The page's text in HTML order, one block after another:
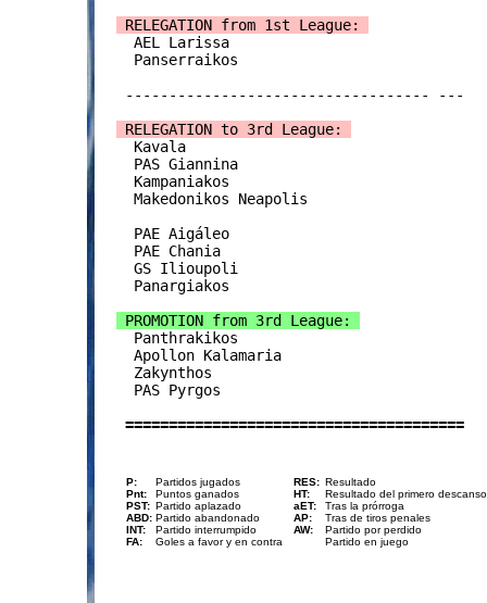
RELEGATION from 1st League:
AEL Larissa
  Panserraikos
----------------------------------- ---
RELEGATION to 3rd League:
Kavala
  PAS Giannina
  Kampaniakos
  Makedonikos Neapolis
  PAE Aigáleo
  PAE Chania
  GS Ilioupoli
  Panargiakos
PROMOTION from 3rd League:
Panthrakikos
  Apollon Kalamaria
  Zakynthos
  PAS Pyrgos
=======================================
P:
Partidos jugados
Pnt:
Puntos ganados
PST: Partido aplazado
ABD: Partido abandonado
INT:
Partido interrumpido
FA:
Goles a favor y en contra
RES: Resultado
HT:
Resultado del primero descanso
aET:
Tras la prórroga
AP:
Tras de tiros penales
AW:
Partido por perdido
Partido en juego